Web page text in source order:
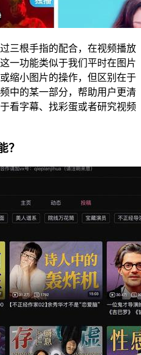
三根手指的配合，在视频播放
一功能类似于我们平时在图片
缩小图片的操作，但区别在于
中的某一部分，帮助用户更清
看字幕、找彩蛋或者研究视频
？